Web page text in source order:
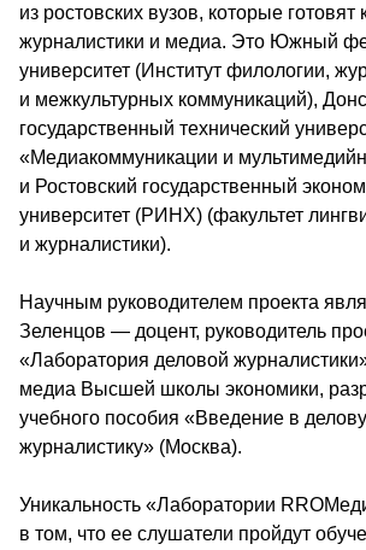
из ростовских вузов, которые
журналистики и медиа. Это Южный
университет (Институт филологии,
и межкультурных коммуникаций),
государственный технический
«Медиакоммуникации и
и Ростовский государственный
университет (РИНХ) (факультет
и журналистики).
Научным руководителем проекта
Зеленцов — доцент, руководитель
«Лаборатория деловой
медиа Высшей школы экономики,
учебного пособия «Введение в
журналистику» (Москва).
Уникальность «Лаборатории
в том, что ее слушатели пройдут